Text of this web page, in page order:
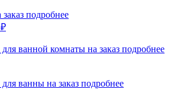
подробнее
₽
ванной комнаты на заказ подробнее
ванны на заказ подробнее